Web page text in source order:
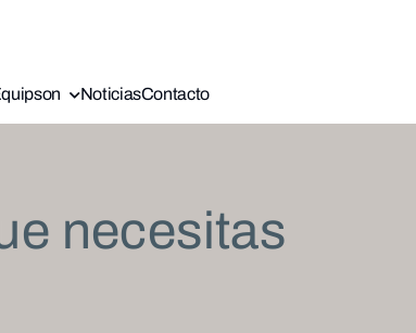
NoticiasContacto
necesitas